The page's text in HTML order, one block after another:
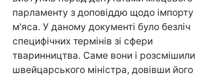
парламенту з доповіддю щодо імпорту
м'яса. У даному документі було безліч
специфічних термінів зі сфери
тваринництва. Саме вони і розсмішили
швейцарського міністра, довівши його